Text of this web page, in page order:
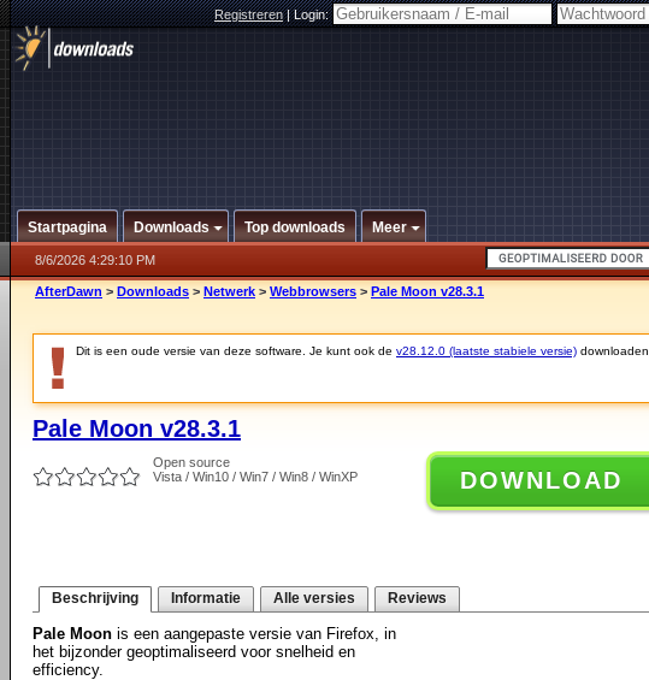
Registreren|Login:
Startpagina Downloads Top downloads Meer
8/6/2026 4:29:10 PM
AfterDawn > Downloads > Netwerk > Webbrowsers > Pale Moon v28.3.1
Dit is een oude versie van deze software. Je kunt ook de v28.12.0 (laatste stabiele versie) downloaden.
Pale Moon v28.3.1
Open source
Vista / Win10 / Win7 / Win8 / WinXP
DOWNLOAD
Beschrijving Informatie Alle versies Reviews
Pale Moon is een aangepaste versie van Firefox, in
het bijzonder geoptimaliseerd voor snelheid en
efficiency.